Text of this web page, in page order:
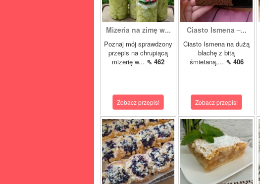
Mizeria na zimę w...
Poznaj mój sprawdzony
przepis na chrupiącą
mizerię w... ⇖ 462
Zobacz przepis!
Ciasto Ismena –...
Ciasto Ismena na dużą
blachę z bitą
śmietaną,... ⇖ 406
Zobacz przepis!